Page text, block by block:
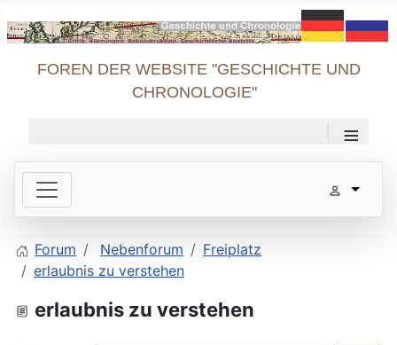
FOREN DER WEBSITE "GESCHICHTE UND
CHRONOLOGIE"
≡
Forum Nebenforum
Freiplatz
erlaubnis zu verstehen
erlaubnis zu verstehen